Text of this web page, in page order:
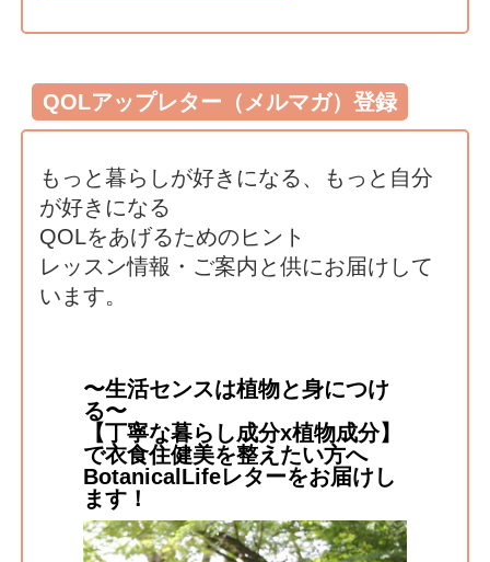
QOLアップレター（メルマガ）登録
もっと暮らしが好きになる、もっと自分
が好きになる
QOLをあげるためのヒント
レッスン情報・ご案内と供にお届けして
います。
〜生活センスは植物と身につけ
る〜
【丁寧な暮らし成分x植物成分】
で衣食住健美を整えたい方へ
BotanicalLifeレターをお届けし
ます！